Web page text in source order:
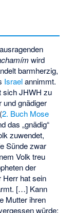
wird
barmherzig,
Israelannimmt.
sich JHWH zu
und gnädiger
2. Buch Mose
das „gnädig“
zuwendet,
Sünde zwar
Volk treu
der
Herr hat sein
[…] Kann
Mutter ihren
würde: